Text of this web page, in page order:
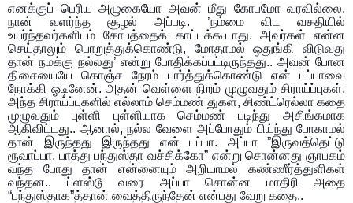
எனக்குப் பெரிய அழுகையோ அவன் மீது கோபமோ வரவில்லை.
நான் வளர்ந்த சூழல் அப்படி. ’நம்மை விட வசதியில்
உயர்ந்தவர்களிடம் கோபத்தைக் காட்டக்கூடாது. அவர்கள் என்ன
செய்தாலும் பொறுத்துக்கொண்டு, மோதாமல் ஒதுங்கி விடுவது
தான் நமக்கு நல்லது’ என்று போதிக்கப்பட்டிருந்தது.. அவன் போன
திசையையே கொஞ்ச நேரம் பார்த்துக்கொண்டு என் டப்பாவை
நோக்கி ஓடினேன். அதன் வெள்ளை நிறம் முழுவதும் சிராய்ப்புகள்,
அந்த சிராய்ப்புகளில் எல்லாம் செம்மண் துகள், சிண்ட்ரெல்லா கதை
முழுவதும் புள்ளி புள்ளியாக செம்மண் படிந்து அசிங்கமாக
ஆகிவிட்டது.. ஆனால், நல்ல வேளை அப்போதும் பிய்ந்து போகாமல்
தான் இருந்தது இருந்தது என் டப்பா. அப்பா ”இருவத்தெட்டு
ரூவாப்பா, பாத்து பந்துஸ்தா வச்சிக்கோ” என்று சொன்னது ஞாபகம்
வந்த போது தான் என்னையும் அறியாமல் கண்ணீர்த்துளிகள்
வந்தன.. ப்ளஸ்டூ வரை அப்பா சொன்ன மாதிரி அதை
“பந்துஸ்தாக”த்தான் வைத்திருந்தேன் என்பது வேறு கதை..